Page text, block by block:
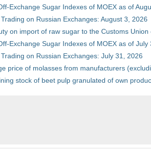
Exchange Sugar Indexes of MOEX as of
on Russian Exchanges: August 3, 2026
on import of raw sugar to the Customs
Exchange Sugar Indexes of MOEX as of July
on Russian Exchanges: July 31, 2026
price of molasses from manufacturers
stock of beet pulp granulated of own